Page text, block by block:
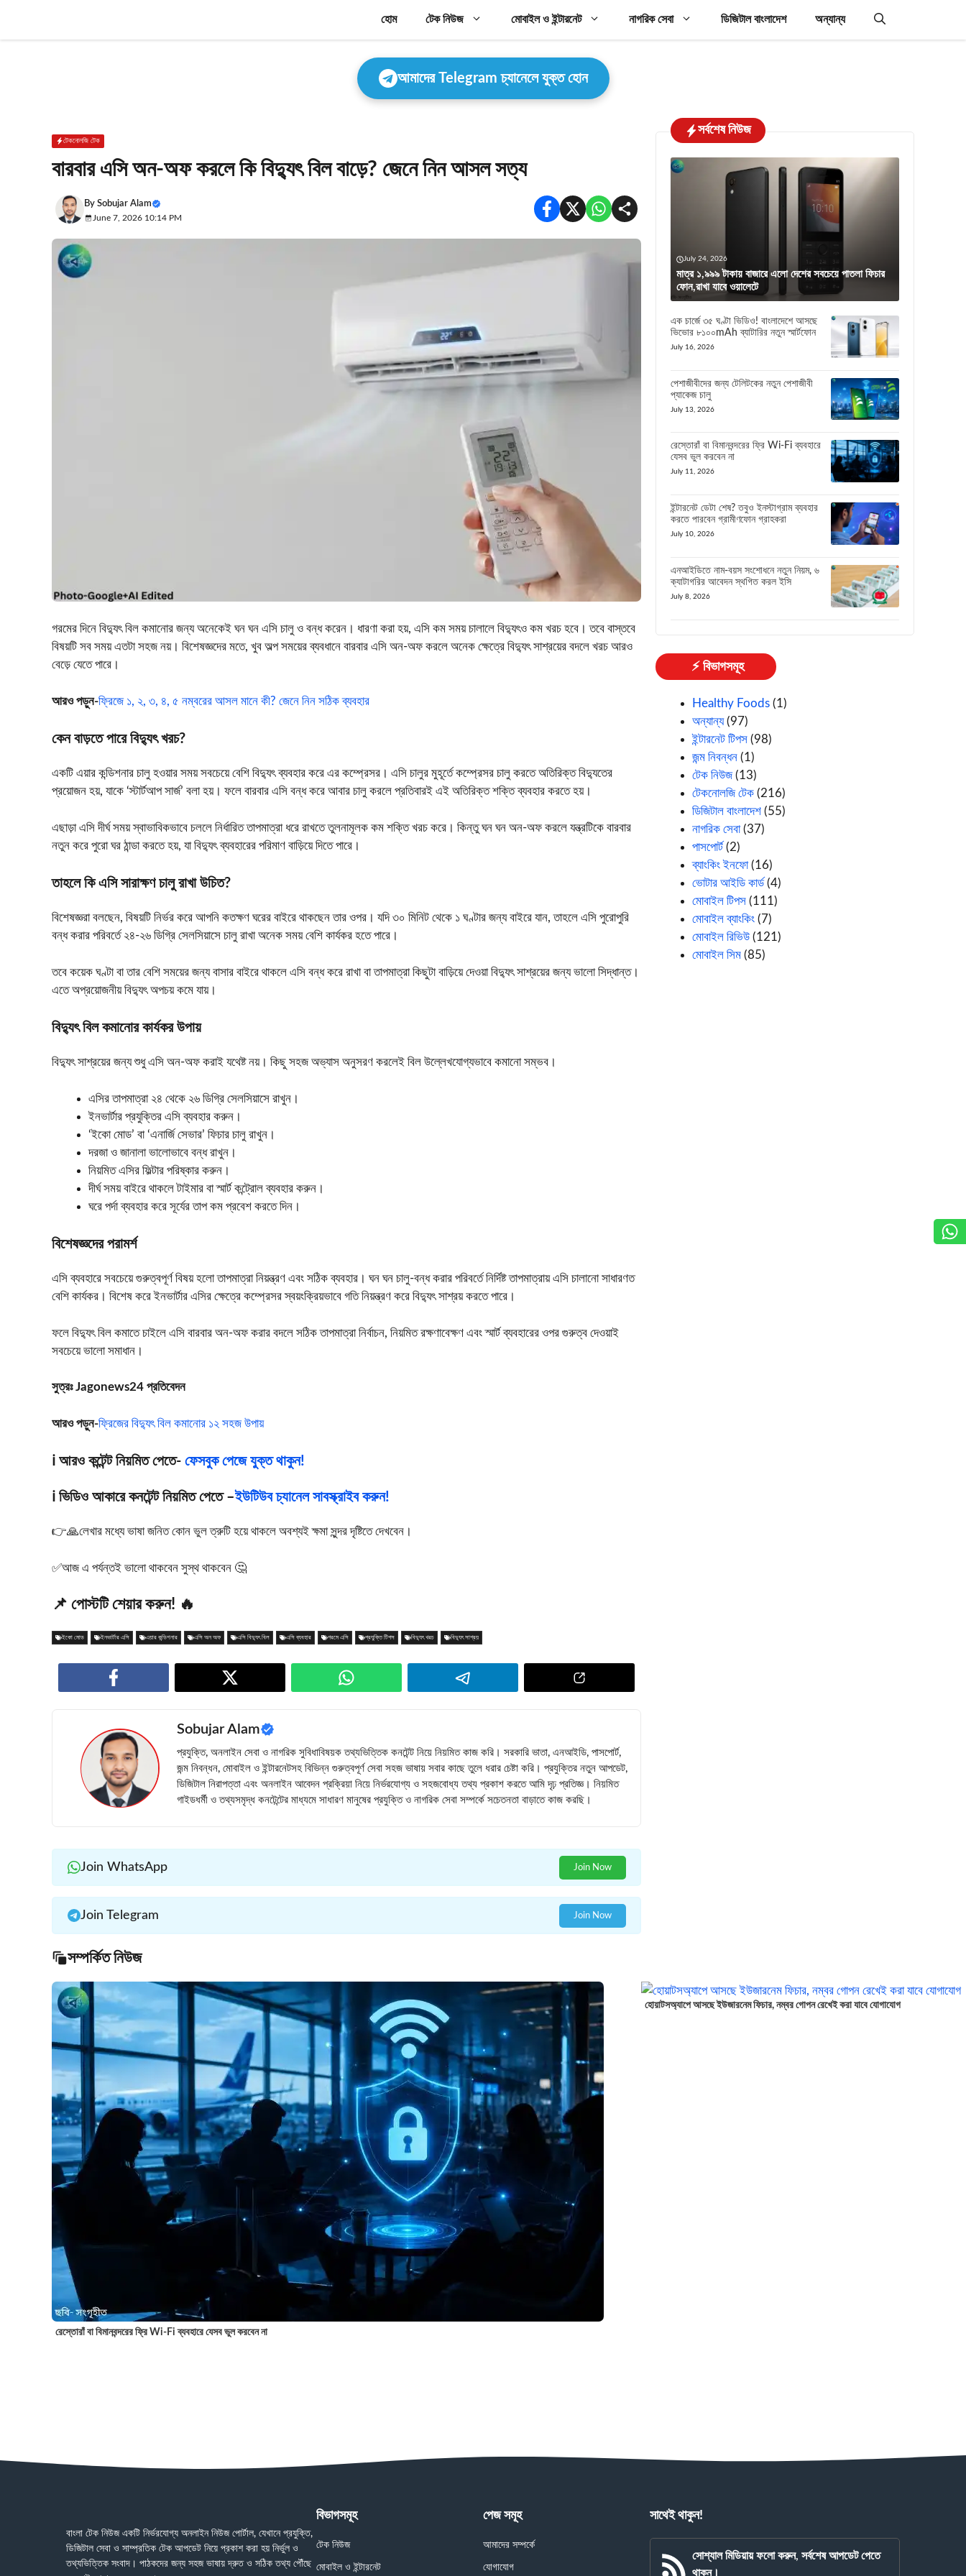
content
হোম টেক নিউজ মোবাইল ও ইন্টারনেট নাগরিক সেবা ডিজিটাল বাংলাদেশ অন্যান্য
আমাদের Telegram চ্যানেলে যুক্ত হোন
টেকনোলজি টেক
বারবার এসি অন-অফ করলে কি বিদ্যুৎ বিল বাড়ে? জেনে নিন আসল সত্য
By Sobujar Alam
June 7, 2026 10:14 PM
গরমের দিনে বিদ্যুৎ বিল কমানোর জন্য অনেকেই ঘন ঘন এসি চালু ও বন্ধ করেন। ধারণা করা হয়, এসি কম সময় চালালে বিদ্যুৎও কম খরচ হবে। তবে বাস্তবে
বিষয়টি সব সময় এতটা সহজ নয়। বিশেষজ্ঞদের মতে, খুব অল্প সময়ের ব্যবধানে বারবার এসি অন-অফ করলে অনেক ক্ষেত্রে বিদ্যুৎ সাশ্রয়ের বদলে খরচ আরও
বেড়ে যেতে পারে।
আরও পড়ুন-ফ্রিজে ১, ২, ৩, ৪, ৫ নম্বরের আসল মানে কী? জেনে নিন সঠিক ব্যবহার
কেন বাড়তে পারে বিদ্যুৎ খরচ?
একটি এয়ার কন্ডিশনার চালু হওয়ার সময় সবচেয়ে বেশি বিদ্যুৎ ব্যবহার করে এর কম্প্রেসর। এসি চালুর মুহূর্তে কম্প্রেসর চালু করতে অতিরিক্ত বিদ্যুতের
প্রয়োজন হয়, যাকে ‘স্টার্টআপ সার্জ’ বলা হয়। ফলে বারবার এসি বন্ধ করে আবার চালু করলে প্রতিবারই এই অতিরিক্ত শক্তি ব্যবহার করতে হয়।
এছাড়া এসি দীর্ঘ সময় স্বাভাবিকভাবে চললে নির্ধারিত তাপমাত্রা ধরে রাখতে তুলনামূলক কম শক্তি খরচ করে। কিন্তু ঘন ঘন অন-অফ করলে যন্ত্রটিকে বারবার
নতুন করে পুরো ঘর ঠান্ডা করতে হয়, যা বিদ্যুৎ ব্যবহারের পরিমাণ বাড়িয়ে দিতে পারে।
তাহলে কি এসি সারাক্ষণ চালু রাখা উচিত?
বিশেষজ্ঞরা বলছেন, বিষয়টি নির্ভর করে আপনি কতক্ষণ ঘরের বাইরে থাকছেন তার ওপর। যদি ৩০ মিনিট থেকে ১ ঘণ্টার জন্য বাইরে যান, তাহলে এসি পুরোপুরি
বন্ধ করার পরিবর্তে ২৪-২৬ ডিগ্রি সেলসিয়াসে চালু রাখা অনেক সময় বেশি কার্যকর হতে পারে।
তবে কয়েক ঘণ্টা বা তার বেশি সময়ের জন্য বাসার বাইরে থাকলে এসি বন্ধ করে রাখা বা তাপমাত্রা কিছুটা বাড়িয়ে দেওয়া বিদ্যুৎ সাশ্রয়ের জন্য ভালো সিদ্ধান্ত।
এতে অপ্রয়োজনীয় বিদ্যুৎ অপচয় কমে যায়।
বিদ্যুৎ বিল কমানোর কার্যকর উপায়
বিদ্যুৎ সাশ্রয়ের জন্য শুধু এসি অন-অফ করাই যথেষ্ট নয়। কিছু সহজ অভ্যাস অনুসরণ করলেই বিল উল্লেখযোগ্যভাবে কমানো সম্ভব।
এসির তাপমাত্রা ২৪ থেকে ২৬ ডিগ্রি সেলসিয়াসে রাখুন।
ইনভার্টার প্রযুক্তির এসি ব্যবহার করুন।
‘ইকো মোড’ বা ‘এনার্জি সেভার’ ফিচার চালু রাখুন।
দরজা ও জানালা ভালোভাবে বন্ধ রাখুন।
নিয়মিত এসির ফিল্টার পরিষ্কার করুন।
দীর্ঘ সময় বাইরে থাকলে টাইমার বা স্মার্ট কন্ট্রোল ব্যবহার করুন।
ঘরে পর্দা ব্যবহার করে সূর্যের তাপ কম প্রবেশ করতে দিন।
বিশেষজ্ঞদের পরামর্শ
এসি ব্যবহারে সবচেয়ে গুরুত্বপূর্ণ বিষয় হলো তাপমাত্রা নিয়ন্ত্রণ এবং সঠিক ব্যবহার। ঘন ঘন চালু-বন্ধ করার পরিবর্তে নির্দিষ্ট তাপমাত্রায় এসি চালানো সাধারণত
বেশি কার্যকর। বিশেষ করে ইনভার্টার এসির ক্ষেত্রে কম্প্রেসর স্বয়ংক্রিয়ভাবে গতি নিয়ন্ত্রণ করে বিদ্যুৎ সাশ্রয় করতে পারে।
ফলে বিদ্যুৎ বিল কমাতে চাইলে এসি বারবার অন-অফ করার বদলে সঠিক তাপমাত্রা নির্বাচন, নিয়মিত রক্ষণাবেক্ষণ এবং স্মার্ট ব্যবহারের ওপর গুরুত্ব দেওয়াই
সবচেয়ে ভালো সমাধান।
সুত্রঃ Jagonews24 প্রতিবেদন
আরও পড়ুন-ফ্রিজের বিদ্যুৎ বিল কমানোর ১২ সহজ উপায়
ℹ️ আরও কন্টেন্ট নিয়মিত পেতে- ফেসবুক পেজে যুক্ত থাকুন!
ℹ️ ভিডিও আকারে কনটেন্ট নিয়মিত পেতে –ইউটিউব চ্যানেল সাবস্ক্রাইব করুন!
👉🙏লেখার মধ্যে ভাষা জনিত কোন ভুল ত্রুটি হয়ে থাকলে অবশ্যই ক্ষমা সুন্দর দৃষ্টিতে দেখবেন।
✅আজ এ পর্যন্তই ভালো থাকবেন সুস্থ থাকবেন 🤔
📌 পোস্টটি শেয়ার করুন! 🔥
ইকো মোড ইনভার্টার এসি এয়ার কন্ডিশনার এসি অন অফ এসি বিদ্যুৎ বিল এসি ব্যবহার গরমে এসি প্রযুক্তি টিপস বিদ্যুৎ খরচ বিদ্যুৎ সাশ্রয়
Sobujar Alam
প্রযুক্তি, অনলাইন সেবা ও নাগরিক সুবিধাবিষয়ক তথ্যভিত্তিক কনটেন্ট নিয়ে নিয়মিত কাজ করি। সরকারি ভাতা, এনআইডি, পাসপোর্ট,
জন্ম নিবন্ধন, মোবাইল ও ইন্টারনেটসহ বিভিন্ন গুরুত্বপূর্ণ সেবা সহজ ভাষায় সবার কাছে তুলে ধরার চেষ্টা করি। প্রযুক্তির নতুন আপডেট,
ডিজিটাল নিরাপত্তা এবং অনলাইন আবেদন প্রক্রিয়া নিয়ে নির্ভরযোগ্য ও সহজবোধ্য তথ্য প্রকাশ করতে আমি দৃঢ় প্রতিজ্ঞ। নিয়মিত
গাইডধর্মী ও তথ্যসমৃদ্ধ কনটেন্টের মাধ্যমে সাধারণ মানুষের প্রযুক্তি ও নাগরিক সেবা সম্পর্কে সচেতনতা বাড়াতে কাজ করছি।
Join WhatsApp Join Now
Join Telegram Join Now
সম্পর্কিত নিউজ
রেস্তোরাঁ বা বিমানবন্দরের ফ্রি Wi-Fi ব্যবহারে যেসব ভুল করবেন না
হোয়াটসঅ্যাপে আসছে ইউজারনেম ফিচার, নম্বর গোপন রেখেই করা যাবে যোগাযোগ
সর্বশেষ নিউজ
July 24, 2026
মাত্র ১,৯৯৯ টাকায় বাজারে এলো দেশের সবচেয়ে পাতলা ফিচার
ফোন,রাখা যাবে ওয়ালেটে
এক চার্জে ৩৫ ঘণ্টা ভিডিও! বাংলাদেশে আসছে
ভিভোর ৮১০০mAh ব্যাটারির নতুন স্মার্টফোন
July 16, 2026
পেশাজীবীদের জন্য টেলিটকের নতুন পেশাজীবী
প্যাকেজ চালু
July 13, 2026
রেস্তোরাঁ বা বিমানবন্দরের ফ্রি Wi-Fi ব্যবহারে
যেসব ভুল করবেন না
July 11, 2026
ইন্টারনেট ডেটা শেষ? তবুও ইনস্টাগ্রাম ব্যবহার
করতে পারবেন গ্রামীণফোন গ্রাহকরা
July 10, 2026
এনআইডিতে নাম-বয়স সংশোধনে নতুন নিয়ম, ৬
ক্যাটাগরির আবেদন স্থগিত করল ইসি
July 8, 2026
⚡ বিভাগসমূহ
Healthy Foods (1)
অন্যান্য(97)
ইন্টারনেট টিপস (98)
জন্ম নিবন্ধন (1)
টেক নিউজ(13)
টেকনোলজি টেক (216)
ডিজিটাল বাংলাদেশ (55)
নাগরিক সেবা(37)
পাসপোর্ট (2)
ব্যাংকিং ইনফো(16)
ভোটার আইডি কার্ড (4)
মোবাইল টিপস (111)
মোবাইল ব্যাংকিং (7)
মোবাইল রিভিউ (121)
মোবাইল সিম (85)
বাংলা টেক নিউজ একটি নির্ভরযোগ্য অনলাইন নিউজ পোর্টাল, যেখানে প্রযুক্তি,
ডিজিটাল সেবা ও সাম্প্রতিক টেক আপডেট নিয়ে প্রকাশ করা হয় নির্ভুল ও
তথ্যভিত্তিক সংবাদ। পাঠকদের জন্য সহজ ভাষায় দ্রুত ও সঠিক তথ্য পৌঁছে
বিভাগসমূহ
টেক নিউজ
মোবাইল ও ইন্টারনেট
পেজ সমূহ
আমাদের সম্পর্কে
যোগাযোগ
সাথেই থাকুন!
সোশ্যাল মিডিয়ায় ফলো করুন, সর্বশেষ আপডেট পেতে
থাকুন।